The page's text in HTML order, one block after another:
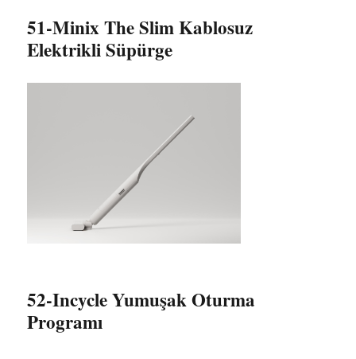
51-Minix The Slim Kablosuz
Elektrikli Süpürge
52-Incycle Yumuşak Oturma
Programı